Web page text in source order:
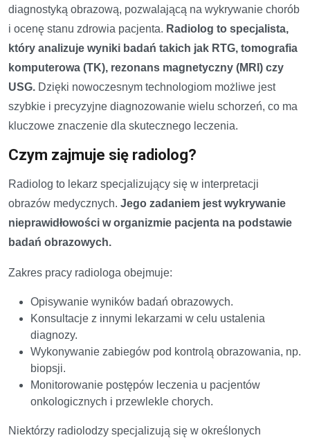
diagnostyką obrazową, pozwalającą na wykrywanie chorób
i ocenę stanu zdrowia pacjenta. Radiolog to specjalista,
który analizuje wyniki badań takich jak RTG, tomografia
komputerowa (TK), rezonans magnetyczny (MRI) czy
USG. Dzięki nowoczesnym technologiom możliwe jest
szybkie i precyzyjne diagnozowanie wielu schorzeń, co ma
kluczowe znaczenie dla skutecznego leczenia.
Czym zajmuje się radiolog?
Radiolog to lekarz specjalizujący się w interpretacji
obrazów medycznych. Jego zadaniem jest wykrywanie
nieprawidłowości w organizmie pacjenta na podstawie
badań obrazowych.
Zakres pracy radiologa obejmuje:
Opisywanie wyników badań obrazowych.
Konsultacje z innymi lekarzami w celu ustalenia
diagnozy.
Wykonywanie zabiegów pod kontrolą obrazowania, np.
biopsji.
Monitorowanie postępów leczenia u pacjentów
onkologicznych i przewlekle chorych.
Niektórzy radiolodzy specjalizują się w określonych